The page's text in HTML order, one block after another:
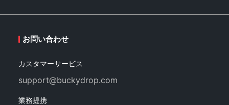
お問い合わせ
カスタマーサービス
support@buckydrop.com
業務提携